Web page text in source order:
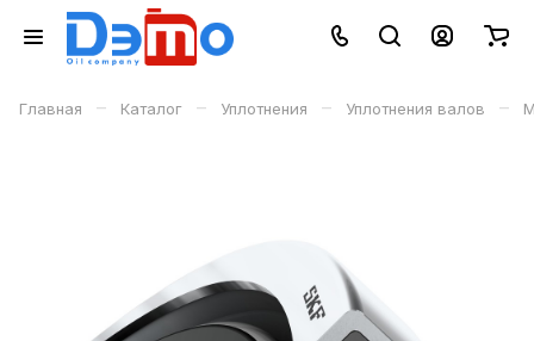
Главная – Каталог – Уплотнения – Уплотнения валов –